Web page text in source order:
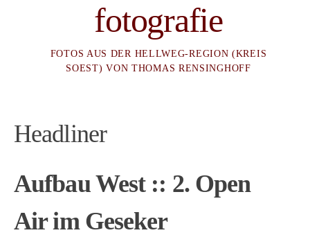
fotografie
FOTOS AUS DER HELLWEG-REGION (KREIS
SOEST) VON THOMAS RENSINGHOFF
Headliner
Aufbau West :: 2. Open
Air im Geseker